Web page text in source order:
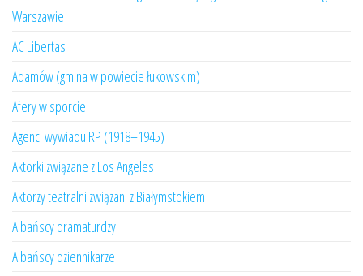
Warszawie
AC Libertas
Adamów (gmina w powiecie łukowskim)
Afery w sporcie
Agenci wywiadu RP (1918–1945)
Aktorki związane z Los Angeles
Aktorzy teatralni związani z Białymstokiem
Albańscy dramaturdzy
Albańscy dziennikarze